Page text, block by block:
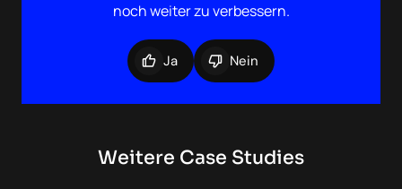
noch weiter zu verbessern.
Ja Nein
Weitere Case Studies